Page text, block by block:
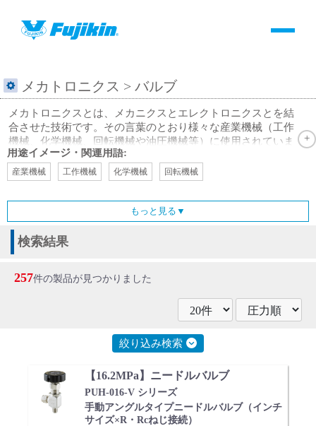
製品情報
バルブ・継手・システムを探す
ダウンロード
製品カタログダウンロード
サポート
Cv値・流量計算ツール
製品動画一覧
バルブと継手のきほん
メカトロニクス > バルブ
メカトロニクスとは、メカニクスとエレクトロニクスとを結
合させた技術です。その言葉のとおり様々な産業機械（工作
機械、化学機械、回転機械や油圧機械等）に使用されていま
す。 これらの機械には、様々なお客様からのご要求に満足
頂くために多様性と堅牢性が必要となります。 フジキンは
これまで培ってきた技術やノウハウを活かしてお客様に製品
認定制度をいち早く導入して保安・安全・安心・労働・衛生
やコンプレッサー等の高圧ガスの設備のみならず、真空ポン
プ（クライオポンプ等）の真空装置や冷凍機やボイラー等の
で、低温から高温まで幅広い用途とご使用条件に対応致しま
す。フジキンのバルブ・継手は、プロセスラインだけでな
く、計装導圧配管、計器元弁やサンプリングライン等に様々
用途イメージ・関連用語:
産業機械 工作機械 化学機械 回転機械
もっと見る▼
検索結果
257件の製品が見つかりました
絞り込み検索
【16.2MPa】ニードルバルブ
PUH-016-V シリーズ
手動アングルタイプニードルバルブ（インチ
サイズ×R・Rcねじ接続）